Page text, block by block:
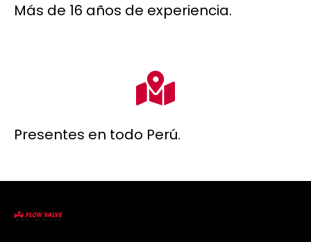
Más de 16 años de experiencia.
Presentes en todo Perú.